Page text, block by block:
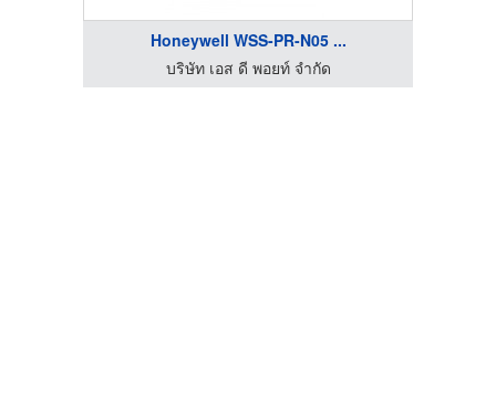
Honeywell WSS-PR-N05 ...
บริษัท เอส ดี พอยท์ จำกัด